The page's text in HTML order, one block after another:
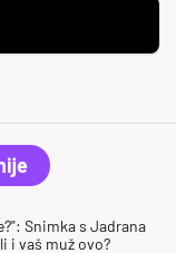
Snimka s Jadrana
i vaš muž ovo?